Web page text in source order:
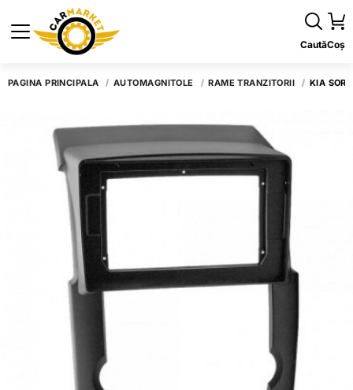
CautăCoș
PAGINA PRINCIPALĂ AUTOMAGNITOLE RAME TRANZITORII KIA